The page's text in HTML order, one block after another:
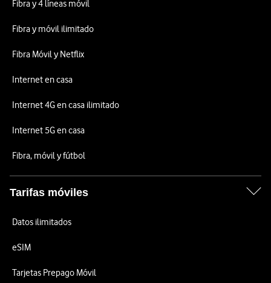
Fibra y 4 líneas móvil
Fibra y móvil ilimitado
Fibra Móvil y Netflix
Internet en casa
Internet 4G en casa ilimitado
Internet 5G en casa
Fibra, móvil y fútbol
Tarifas móviles
Datos ilimitados
eSIM
Tarjetas Prepago Móvil